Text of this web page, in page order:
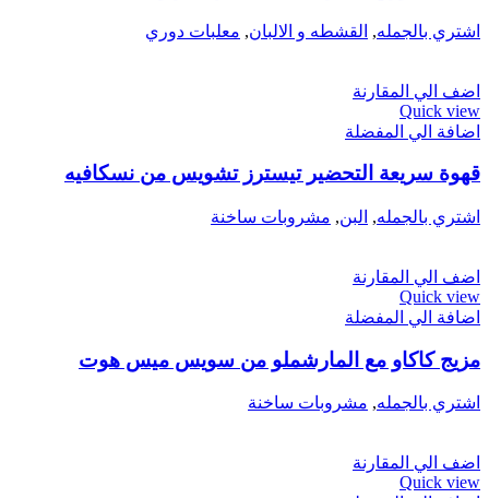
اشتري بالجمله, القشطه و الالبان, معلبات دوري
اضف الي المقارنة
Quick view
اضافة الي المفضلة
قهوة سريعة التحضير تيسترز تشويس من نسكافيه
اشتري بالجمله, البن, مشروبات ساخنة
اضف الي المقارنة
Quick view
اضافة الي المفضلة
مزيج كاكاو مع المارشملو من سويس ميس هوت
اشتري بالجمله, مشروبات ساخنة
اضف الي المقارنة
Quick view